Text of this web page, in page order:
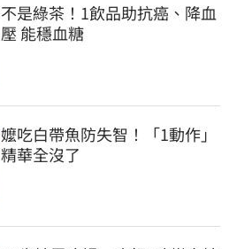
不是綠茶！1飲品助抗癌、降血
壓 能穩血糖
嬤吃白帶魚防失智！「1動作」
精華全沒了